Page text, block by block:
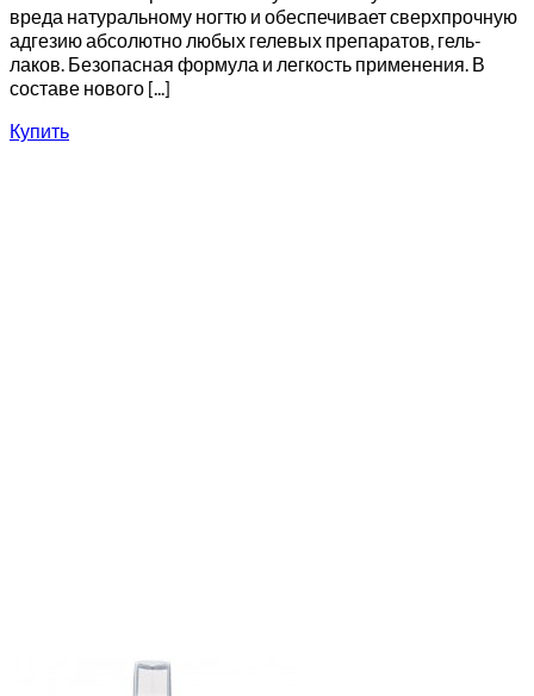
вреда натуральному ногтю и обеспечивает сверхпрочную
адгезию абсолютно любых гелевых препаратов, гель-
лаков. Безопасная формула и легкость применения. В
составе нового [...]
Купить